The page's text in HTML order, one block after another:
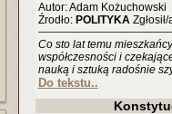
Autor: Adam Kożuchowski
Źrodło: POLITYKA
Co sto lat temu
współczesności i
nauką i sztuką radośnie
Do tekstu..